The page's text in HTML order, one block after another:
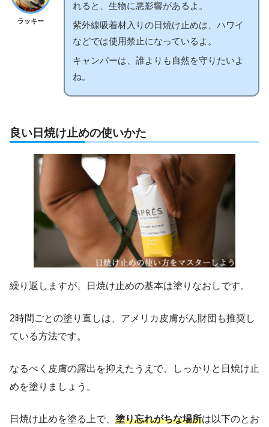
ラッキー
れると、生物に悪影響があるよ。
紫外線吸着材入りの日焼け止めは、ハワイ
などでは使用禁止になっているよ。
キャンパーは、誰よりも自然を守りたいよ
ね。
良い日焼け止めの使いかた
繰り返しますが、日焼け止めの基本は塗りなおしです。
2時間ごとの塗り直しは、アメリカ皮膚がん財団も推奨し
ている方法です。
なるべく皮膚の露出を抑えたうえで、しっかりと日焼け止
めを塗りましょう。
日焼け止めを塗る上で、 塗り忘れがちな場所は以下のとお